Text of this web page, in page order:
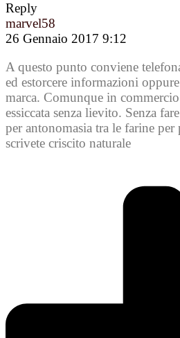
Reply
marvel58
26 Gennaio 2017 9:12
A questo punto conviene
ed estorcere informazioni
marca. Comunque in
essiccata senza lievito. Senza
per antonomasia tra le farine per
scrivete criscito naturale